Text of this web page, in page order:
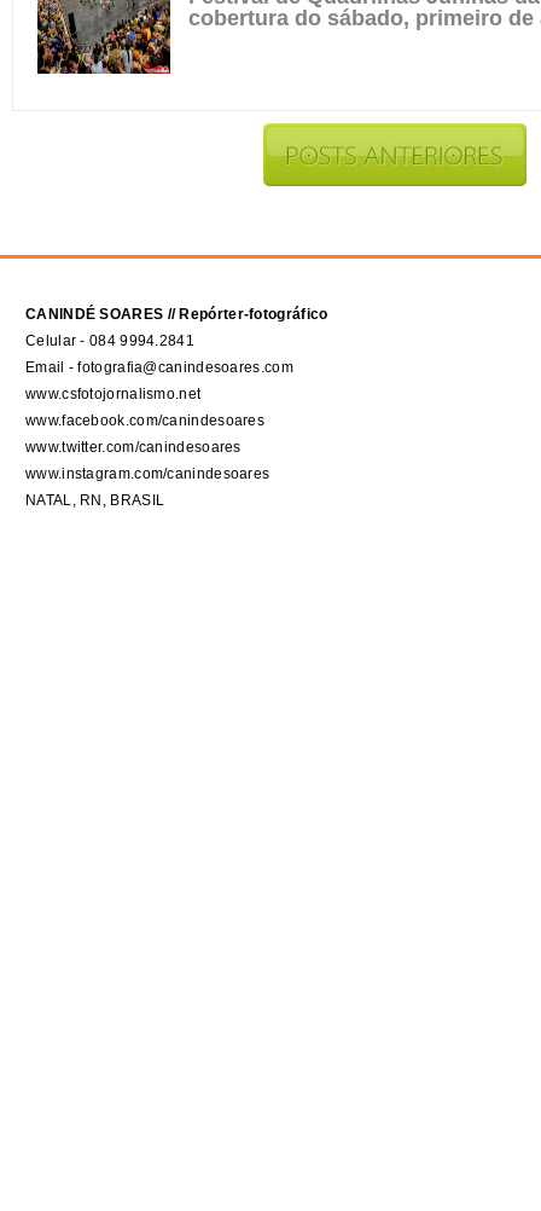
cobertura do sábado, primeiro de
CANINDÉ SOARES // Repórter-fotográfico
Celular - 084 9994.2841
Email - fotografia@canindesoares.com
www.csfotojornalismo.net
www.facebook.com/canindesoares
www.twitter.com/canindesoares
www.instagram.com/canindesoares
NATAL, RN, BRASIL